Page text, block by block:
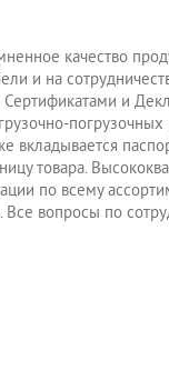
качество
и на
и
товара.
по всему
вопросы по